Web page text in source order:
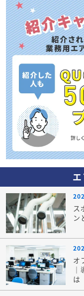
ス
ン
オ
は